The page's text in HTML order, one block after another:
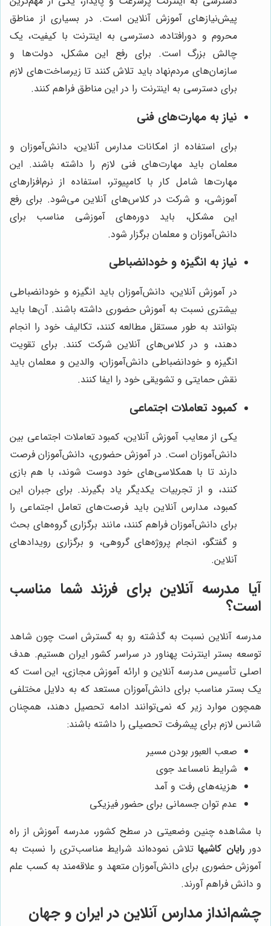
پیش‌نیازهای آموزش آنلاین است. در بسیاری از مناطق
محروم و دورافتاده، دسترسی به اینترنت با کیفیت، یک
چالش بزرگ است. برای رفع این مشکل، دولت‌ها و
سازمان‌های مردم‌نهاد باید تلاش کنند تا زیرساخت‌های لازم
برای دسترسی به اینترنت را در این مناطق فراهم کنند.
نیاز به مهارت‌های فنی
برای استفاده از امکانات مدارس آنلاین، دانش‌آموزان و
معلمان باید مهارت‌های فنی لازم را داشته باشند. این
مهارت‌ها شامل کار با کامپیوتر، استفاده از نرم‌افزارهای
آموزشی، و شرکت در کلاس‌های آنلاین می‌شود. برای رفع
این مشکل، باید دوره‌های آموزشی مناسب برای
دانش‌آموزان و معلمان برگزار شود.
نیاز به انگیزه و خودانضباطی
در آموزش آنلاین، دانش‌آموزان باید انگیزه و خودانضباطی
بیشتری نسبت به آموزش حضوری داشته باشند. آن‌ها باید
بتوانند به طور مستقل مطالعه کنند، تکالیف خود را انجام
دهند، و در کلاس‌های آنلاین شرکت کنند. برای تقویت
انگیزه و خودانضباطی دانش‌آموزان، والدین و معلمان باید
نقش حمایتی و تشویقی خود را ایفا کنند.
کمبود تعاملات اجتماعی
یکی از معایب آموزش آنلاین، کمبود تعاملات اجتماعی بین
دانش‌آموزان است. در آموزش حضوری، دانش‌آموزان فرصت
دارند تا با همکلاسی‌های خود دوست شوند، با هم بازی
کنند، و از تجربیات یکدیگر یاد بگیرند. برای جبران این
کمبود، مدارس آنلاین باید فرصت‌های تعامل اجتماعی را
برای دانش‌آموزان فراهم کنند، مانند برگزاری گروه‌های بحث
و گفتگو، انجام پروژه‌های گروهی، و برگزاری رویدادهای
آنلاین.
آیا مدرسه آنلاین برای فرزند شما مناسب
است؟
مدرسه آنلاین نسبت به گذشته رو به گسترش است چون شاهد
توسعه بستر اینترنت پهناور در سراسر کشور ایران هستیم. هدف
اصلی تأسیس مدرسه آنلاین و ارائه آموزش مجازی، این است که
یک بستر مناسب برای دانش‌آموزان مستعد که به دلایل مختلفی
همچون موارد زیر که نمی‌توانند ادامه تحصیل دهند، همچنان
شانس لازم برای پیشرفت تحصیلی را داشته باشند:
صعب العبور بودن مسیر
شرایط نامساعد جوی
هزینه‌های رفت و آمد
عدم توان جسمانی برای حضور فیزیکی
با مشاهده چنین وضعیتی در سطح کشور، مدرسه آموزش از راه
دوررایان کاشیهاتلاش نموده‌اند شرایط مناسب‌تری را نسبت به
آموزش حضوری برای دانش‌آموزان متعهد و علاقه‌مند به کسب علم
و دانش فراهم آورند.
چشم‌انداز مدارس آنلاین در ایران و جهان